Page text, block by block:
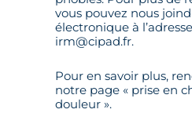
vous pouvez nous
électronique à
irm@cipad.fr.
Pour en savoir plus,
notre page « prise en
douleur ».